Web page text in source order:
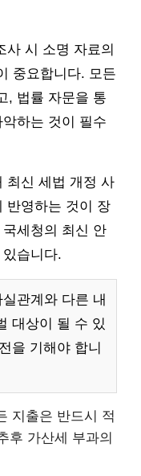
사 시 소명 자료의
중요합니다. 모든
, 법률 자문을 통
하는 것이 필수
최신 세법 개정 사
반영하는 것이 장
세청의 최신 안
습니다.
관계와 다른 내
대상이 될 수 있
을 기해야 합니
지출은 반드시 적
후 가산세 부과의